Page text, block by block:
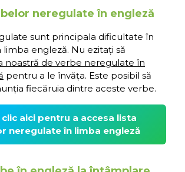
neregulate în engleză
sunt principala dificultate în
engleză. Nu ezitați să
noastră de verbe neregulate în
pentru a le învăța. Este posibil să
fiecăruia dintre aceste verbe.
aici pentru a accesa lista
neregulate în limba engleză